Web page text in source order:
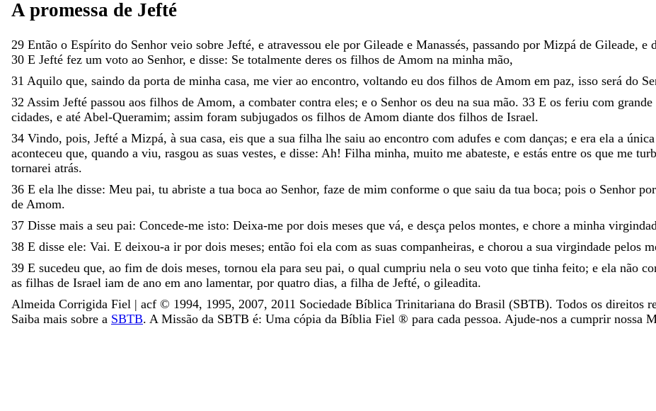
A promessa de Jefté
29 Então o Espírito do Senhor veio sobre Jefté, e atravessou ele por Gileade e Manassés, passando por Mizpá de Gileade, e
30 E Jefté fez um voto ao Senhor, e disse: Se totalmente deres os filhos de Amom na minha mão,
31 Aquilo que, saindo da porta de minha casa, me vier ao encontro, voltando eu dos filhos de Amom em paz, isso será do
32 Assim Jefté passou aos filhos de Amom, a combater contra eles; e o Senhor os deu na sua mão. 33 E os feriu com grande
cidades, e até Abel-Queramim; assim foram subjugados os filhos de Amom diante dos filhos de Israel.
34 Vindo, pois, Jefté a Mizpá, à sua casa, eis que a sua filha lhe saiu ao encontro com adufes e com danças; e era ela a única
aconteceu que, quando a viu, rasgou as suas vestes, e disse: Ah! Filha minha, muito me abateste, e estás entre os que me
tornarei atrás.
36 E ela lhe disse: Meu pai, tu abriste a tua boca ao Senhor, faze de mim conforme o que saiu da tua boca; pois o Senhor por
de Amom.
37 Disse mais a seu pai: Concede-me isto: Deixa-me por dois meses que vá, e desça pelos montes, e chore a minha
38 E disse ele: Vai. E deixou-a ir por dois meses; então foi ela com as suas companheiras, e chorou a sua virgindade pelos
39 E sucedeu que, ao fim de dois meses, tornou ela para seu pai, o qual cumpriu nela o seu voto que tinha feito; e ela não
as filhas de Israel iam de ano em ano lamentar, por quatro dias, a filha de Jefté, o gileadita.
Almeida Corrigida Fiel | acf ©️ 1994, 1995, 2007, 2011 Sociedade Bíblica Trinitariana do Brasil (SBTB). Todos os direitos
Saiba mais sobre a SBTB. A Missão da SBTB é: Uma cópia da Bíblia Fiel ®️ para cada pessoa. Ajude-nos a cumprir nossa